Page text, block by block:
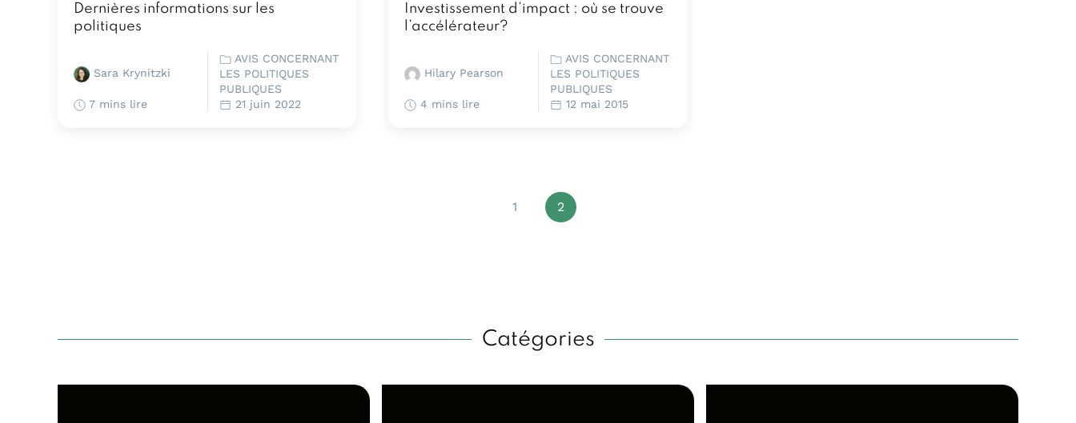
Dernières informations sur les
politiques
Sara Krynitzki
AVIS CONCERNANT
LES POLITIQUES
PUBLIQUES
7 mins lire
21 juin 2022
Investissement d’impact : où se trouve
l’accélérateur?
Hilary Pearson
AVIS CONCERNANT
LES POLITIQUES
PUBLIQUES
4 mins lire
12 mai 2015
Page 2 sur 2
1 2
Catégories